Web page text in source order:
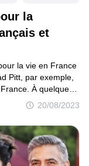
la
et
20/08/2023
la vie en France
Pitt, par exemple,
À quelques
également acquis
comme
son aide